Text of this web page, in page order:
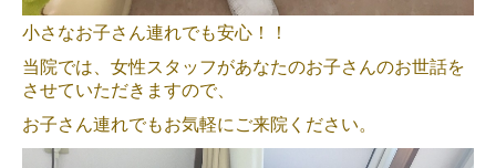
時間外・休日対応について
小さなお子さん連れでも安心！！
当院では、女性スタッフがあなたのお子さんのお世話を
させていただきますので、
お子さん連れでもお気軽にご来院ください。